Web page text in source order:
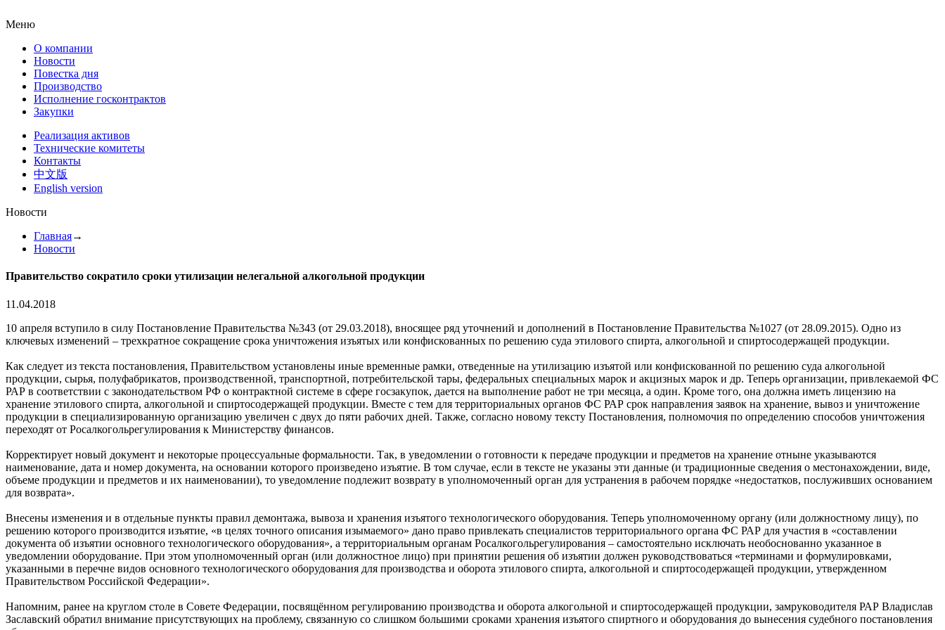
Меню
О компании
Новости
Повестка дня
Производство
Исполнение госконтрактов
Закупки
Реализация активов
Технические комитеты
Контакты
中文版
English version
Новости
Главная→
Новости
Правительство сократило сроки утилизации нелегальной алкогольной продукции
11.04.2018
10 апреля вступило в силу Постановление Правительства №343 (от 29.03.2018), вносящее ряд уточнений и дополнений в Постановление Правительства №1027 (от 28.09.2015). Одно из
ключевых изменений – трехкратное сокращение срока уничтожения изъятых или конфискованных по решению суда этилового спирта, алкогольной и спиртосодержащей продукции.
Как следует из текста постановления, Правительством установлены иные временные рамки, отведенные на утилизацию изъятой или конфискованной по решению суда алкогольной
продукции, сырья, полуфабрикатов, производственной, транспортной, потребительской тары, федеральных специальных марок и акцизных марок и др. Теперь организации, привлекаемой ФС
РАР в соответствии с законодательством РФ о контрактной системе в сфере госзакупок, дается на выполнение работ не три месяца, а один. Кроме того, она должна иметь лицензию на
хранение этилового спирта, алкогольной и спиртосодержащей продукции. Вместе с тем для территориальных органов ФС РАР срок направления заявок на хранение, вывоз и уничтожение
продукции в специализированную организацию увеличен с двух до пяти рабочих дней. Также, согласно новому тексту Постановления, полномочия по определению способов уничтожения
переходят от Росалкогольрегулирования к Министерству финансов.
Корректирует новый документ и некоторые процессуальные формальности. Так, в уведомлении о готовности к передаче продукции и предметов на хранение отныне указываются
наименование, дата и номер документа, на основании которого произведено изъятие. В том случае, если в тексте не указаны эти данные (и традиционные сведения о местонахождении, виде,
объеме продукции и предметов и их наименовании), то уведомление подлежит возврату в уполномоченный орган для устранения в рабочем порядке «недостатков, послуживших основанием
для возврата».
Внесены изменения и в отдельные пункты правил демонтажа, вывоза и хранения изъятого технологического оборудования. Теперь уполномоченному органу (или должностному лицу), по
решению которого производится изъятие, «в целях точного описания изымаемого» дано право привлекать специалистов территориального органа ФС РАР для участия в «составлении
документа об изъятии основного технологического оборудования», а территориальным органам Росалкогольрегулирования – самостоятельно исключать необоснованно указанное в
уведомлении оборудование. При этом уполномоченный орган (или должностное лицо) при принятии решения об изъятии должен руководствоваться «терминами и формулировками,
указанными в перечне видов основного технологического оборудования для производства и оборота этилового спирта, алкогольной и спиртосодержащей продукции, утвержденном
Правительством Российской Федерации».
Напомним, ранее на круглом столе в Совете Федерации, посвящённом регулированию производства и оборота алкогольной и спиртосодержащей продукции, замруководителя РАР Владислав
Заславский обратил внимание присутствующих на проблему, связанную со слишком большими сроками хранения изъятого спиртного и оборудования до вынесения судебного постановления